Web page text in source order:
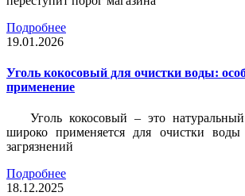
Подробнее
19.01.2026
Уголь кокосовый для очистки воды:
применение
Уголь кокосовый – это
широко применяется для очистки воды
загрязнений
Подробнее
18.12.2025